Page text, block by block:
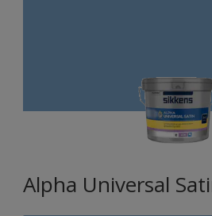
Alpha Universal